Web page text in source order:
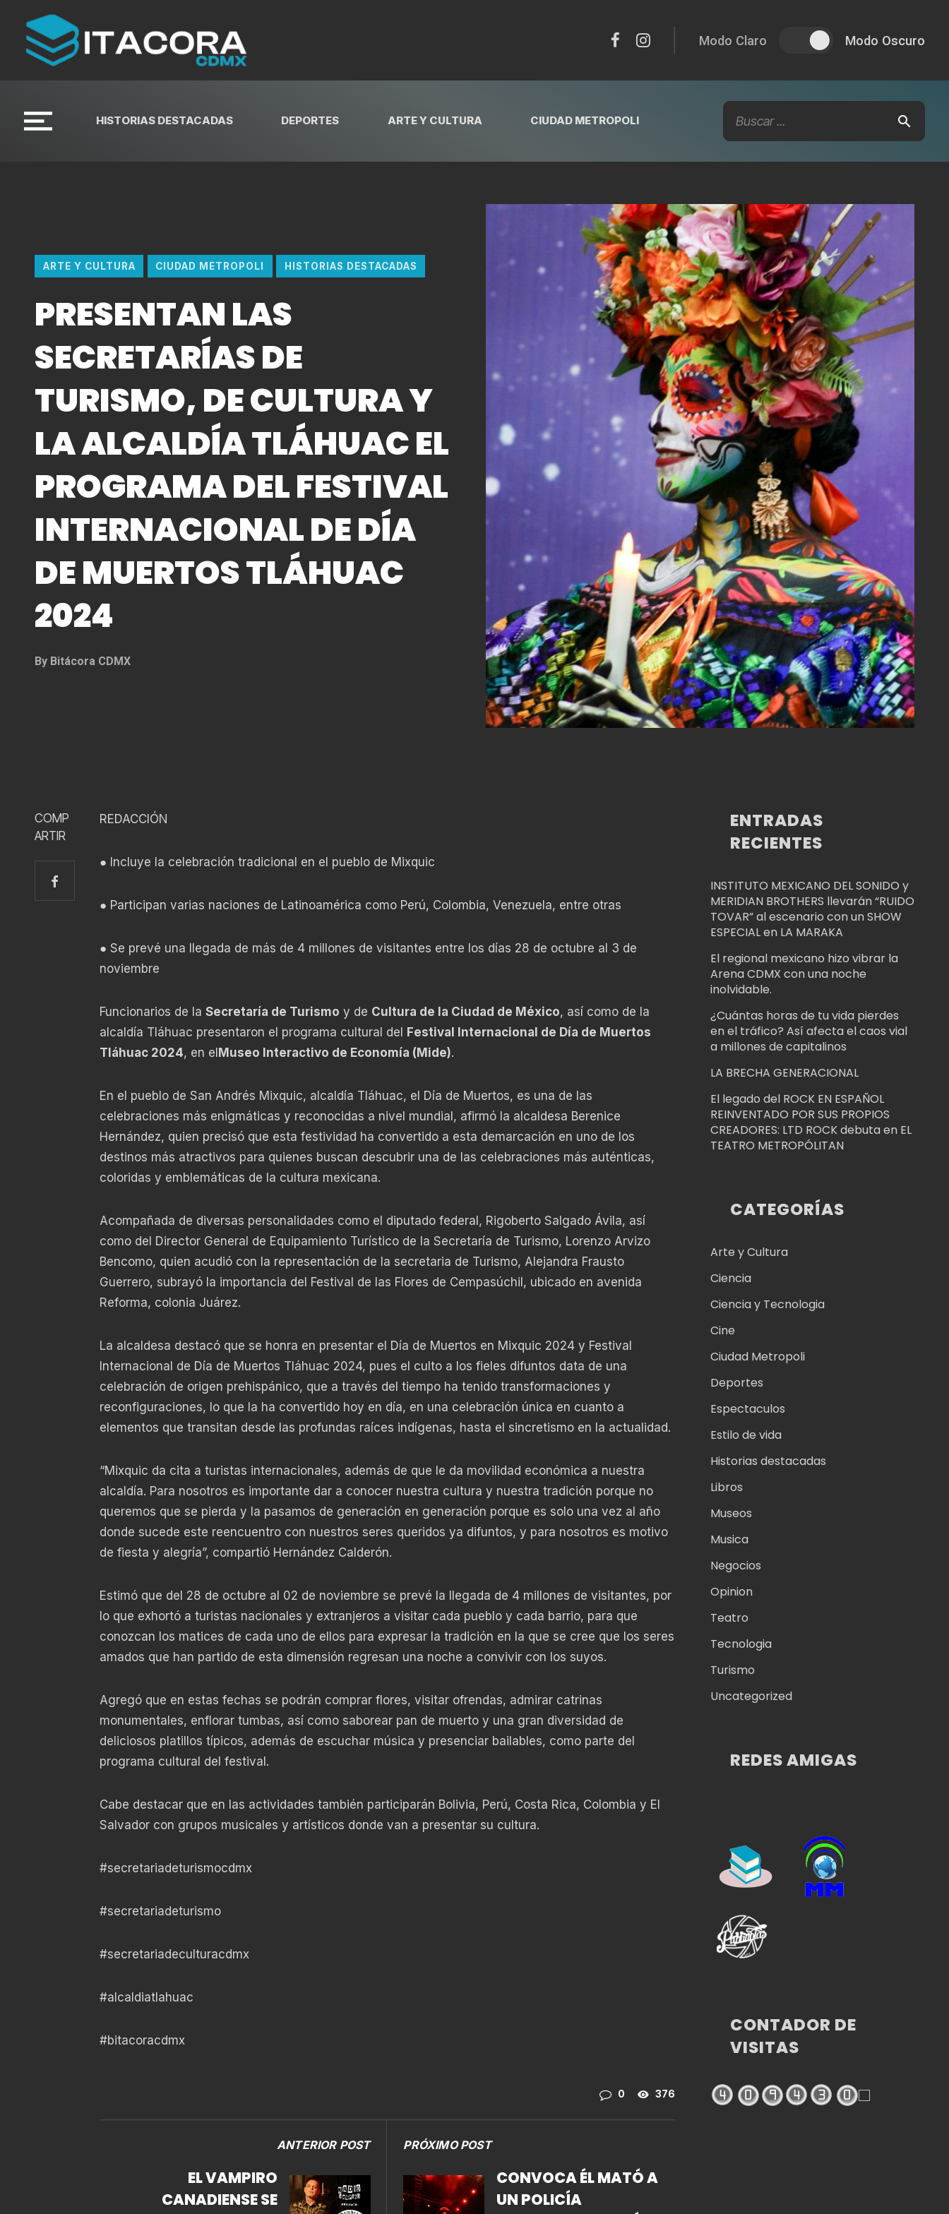
Modo Claro Modo Oscuro
HISTORIAS DESTACADAS DEPORTES ARTE Y CULTURA CIUDAD METROPOLI
ARTE Y CULTURA CIUDAD METROPOLI HISTORIAS DESTACADAS
PRESENTAN LAS
SECRETARÍAS DE
TURISMO, DE CULTURA Y
LA ALCALDÍA TLÁHUAC EL
PROGRAMA DEL FESTIVAL
INTERNACIONAL DE DÍA
DE MUERTOS TLÁHUAC
2024
By Bitácora CDMX
COMP
ARTIR
REDACCIÓN
● Incluye la celebración tradicional en el pueblo de Mixquic
● Participan varias naciones de Latinoamérica como Perú, Colombia, Venezuela, entre otras
● Se prevé una llegada de más de 4 millones de visitantes entre los días 28 de octubre al 3 de
noviembre
Funcionarios de la Secretaría de Turismo y de Cultura de la Ciudad de México, así como de la
alcaldía Tláhuac presentaron el programa cultural del Festival Internacional de Día de Muertos
Tláhuac 2024, en elMuseo Interactivo de Economía (Mide).
En el pueblo de San Andrés Mixquic, alcaldía Tláhuac, el Día de Muertos, es una de las
celebraciones más enigmáticas y reconocidas a nivel mundial, afirmó la alcaldesa Berenice
Hernández, quien precisó que esta festividad ha convertido a esta demarcación en uno de los
destinos más atractivos para quienes buscan descubrir una de las celebraciones más auténticas,
coloridas y emblemáticas de la cultura mexicana.
Acompañada de diversas personalidades como el diputado federal, Rigoberto Salgado Ávila, así
como del Director General de Equipamiento Turístico de la Secretaría de Turismo, Lorenzo Arvizo
Bencomo, quien acudió con la representación de la secretaria de Turismo, Alejandra Frausto
Guerrero, subrayó la importancia del Festival de las Flores de Cempasúchil, ubicado en avenida
Reforma, colonia Juárez.
La alcaldesa destacó que se honra en presentar el Día de Muertos en Mixquic 2024 y Festival
Internacional de Día de Muertos Tláhuac 2024, pues el culto a los fieles difuntos data de una
celebración de origen prehispánico, que a través del tiempo ha tenido transformaciones y
reconfiguraciones, lo que la ha convertido hoy en día, en una celebración única en cuanto a
elementos que transitan desde las profundas raíces indígenas, hasta el sincretismo en la actualidad.
“Mixquic da cita a turistas internacionales, además de que le da movilidad económica a nuestra
alcaldía. Para nosotros es importante dar a conocer nuestra cultura y nuestra tradición porque no
queremos que se pierda y la pasamos de generación en generación porque es solo una vez al año
donde sucede este reencuentro con nuestros seres queridos ya difuntos, y para nosotros es motivo
de fiesta y alegría”, compartió Hernández Calderón.
Estimó que del 28 de octubre al 02 de noviembre se prevé la llegada de 4 millones de visitantes, por
lo que exhortó a turistas nacionales y extranjeros a visitar cada pueblo y cada barrio, para que
conozcan los matices de cada uno de ellos para expresar la tradición en la que se cree que los seres
amados que han partido de esta dimensión regresan una noche a convivir con los suyos.
Agregó que en estas fechas se podrán comprar flores, visitar ofrendas, admirar catrinas
monumentales, enflorar tumbas, así como saborear pan de muerto y una gran diversidad de
deliciosos platillos típicos, además de escuchar música y presenciar bailables, como parte del
programa cultural del festival.
Cabe destacar que en las actividades también participarán Bolivia, Perú, Costa Rica, Colombia y El
Salvador con grupos musicales y artísticos donde van a presentar su cultura.
#secretariadeturismocdmx
#secretariadeturismo
#secretariadeculturacdmx
#alcaldiatlahuac
#bitacoracdmx
0 376
ANTERIOR POST
EL VAMPIRO
CANADIENSE SE
PRÓXIMO POST
CONVOCA ÉL MATÓ A
UN POLICÍA
ENTRADAS
RECIENTES
INSTITUTO MEXICANO DEL SONIDO y
MERIDIAN BROTHERS llevarán “RUIDO
TOVAR” al escenario con un SHOW
ESPECIAL en LA MARAKA
El regional mexicano hizo vibrar la
Arena CDMX con una noche
inolvidable.
¿Cuántas horas de tu vida pierdes
en el tráfico? Así afecta el caos vial
a millones de capitalinos
LA BRECHA GENERACIONAL
El legado del ROCK EN ESPAÑOL
REINVENTADO POR SUS PROPIOS
CREADORES: LTD ROCK debuta en EL
TEATRO METROPÓLITAN
CATEGORÍAS
Arte y Cultura
Ciencia
Ciencia y Tecnologia
Cine
Ciudad Metropoli
Deportes
Espectaculos
Estilo de vida
Historias destacadas
Libros
Museos
Musica
Negocios
Opinion
Teatro
Tecnologia
Turismo
Uncategorized
REDES AMIGAS
CONTADOR DE
VISITAS